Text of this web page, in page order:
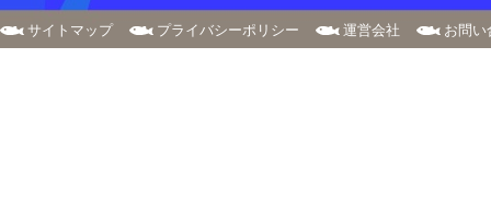
サイトマップ プライバシーポリシー 運営会社 お問い